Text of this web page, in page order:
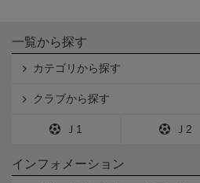
一覧から探す
カテゴリから探す
クラブから探す
Ｊ1 Ｊ2
インフォメーション